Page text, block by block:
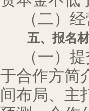
（二）
五、报名
（一）
于合作方简
间布局、 主